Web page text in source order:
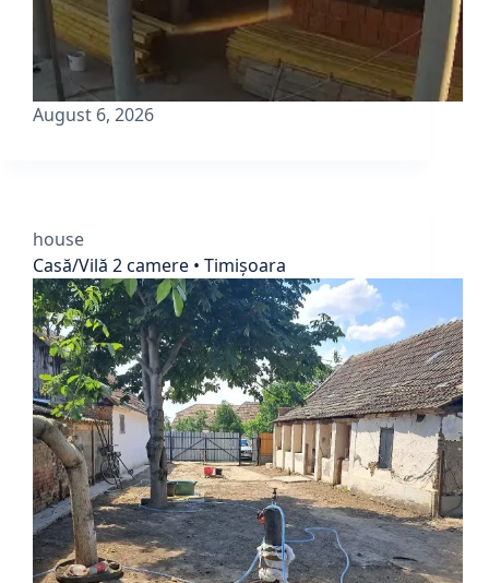
August 6, 2026
house
Casă/Vilă 2 camere • Timișoara